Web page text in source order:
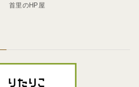
首里のHP屋